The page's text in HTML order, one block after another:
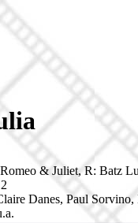
& Juliet, R: Batz
Danes, Paul Sorvino,